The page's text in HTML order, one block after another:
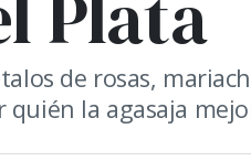
de rosas,
la agasaja